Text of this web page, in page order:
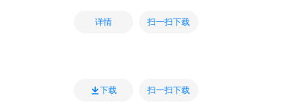
详情 扫一扫下载
下载 扫一扫下载